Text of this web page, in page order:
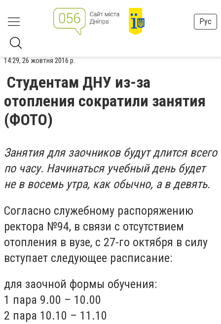
Рус
14:29, 26 жовтня 2016 р.
Студентам ДНУ из-за
отопления сократили занятия
(ФОТО)
Занятия для заочников будут длится всего
по часу. Начинаться учебный день будет
не в восемь утра, как обычно, а в девять.
Согласно служебному распоряжению
ректора №94, в связи с отсутствием
отопления в вузе, с 27-го октября в силу
вступает следующее расписание:
для заочной формы обучения:
1 пара 9.00 – 10.00
2 пара 10.10 – 11.10